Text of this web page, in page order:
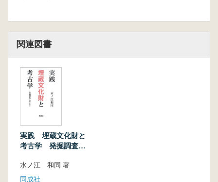
関連図書
実践 埋蔵文化財と
考古学 発掘調査か
水ノ江 和同 著
同成社